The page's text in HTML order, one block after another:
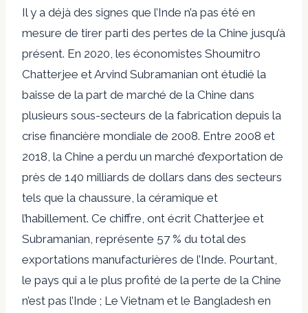
Il y a déjà des signes que l’Inde n’a pas été en
mesure de tirer parti des pertes de la Chine jusqu’à
présent. En 2020, les économistes Shoumitro
Chatterjee et Arvind Subramanian ont étudié la
baisse de la part de marché de la Chine dans
plusieurs sous-secteurs de la fabrication depuis la
crise financière mondiale de 2008. Entre 2008 et
2018, la Chine a perdu un marché d’exportation de
près de 140 milliards de dollars dans des secteurs
tels que la chaussure, la céramique et
l’habillement. Ce chiffre, ont écrit Chatterjee et
Subramanian, représente 57 % du total des
exportations manufacturières de l’Inde. Pourtant,
le pays qui a le plus profité de la perte de la Chine
n’est pas l’Inde ; Le Vietnam et le Bangladesh en